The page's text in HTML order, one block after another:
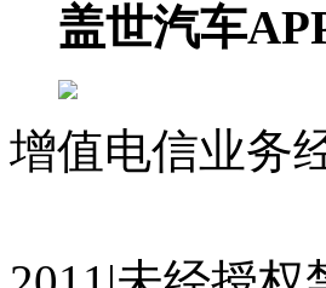
盖世汽车
增值电信业务